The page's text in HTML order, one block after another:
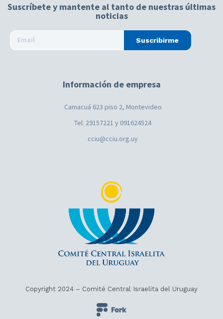
Suscríbete y mantente al tanto de nuestras últimas
noticias
Suscribirme
Información de empresa
Camacuá 623 piso 2, Montevideo
Tel. 29157221 y 091624524
cciu@cciu.org.uy
Copyright 2024 – Comité Central Israelita del Uruguay